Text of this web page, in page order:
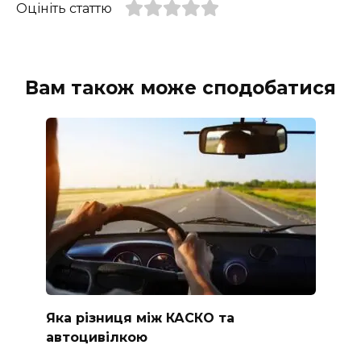
Оцініть статтю
Вам також може сподобатися
Яка різниця між КАСКО та
автоцивілкою